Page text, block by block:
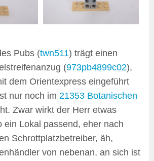
Pubs (twn511) trägt einen
(973pb4899c02),
dem Orientexpress eingeführt
nur noch im 21353 Botanischen
Zwar wirkt der Herr etwas
ein Lokal passend, eher nach
Schrottplatzbetreiber, äh,
von nebenan, an sich ist